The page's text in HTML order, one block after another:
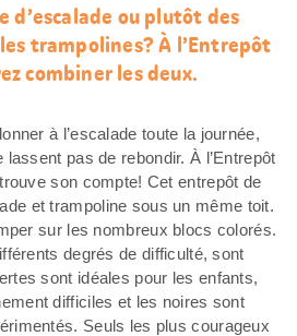
d’escalade ou plutôt des
trampolines? À l’Entrepôt
combiner les deux.
à l’escalade toute la journée,
lassent pas de rebondir. À l’Entrepôt
son compte! Cet entrepôt de
et trampoline sous un même toit.
sur les nombreux blocs colorés.
degrés de difficulté, sont
sont idéales pour les enfants,
difficiles et les noires sont
Seuls les plus courageux